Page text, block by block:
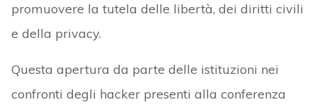
promuovere la tutela delle libertà, dei diritti civili
e della privacy.
Questa apertura da parte delle istituzioni nei
confronti degli hacker presenti alla conferenza